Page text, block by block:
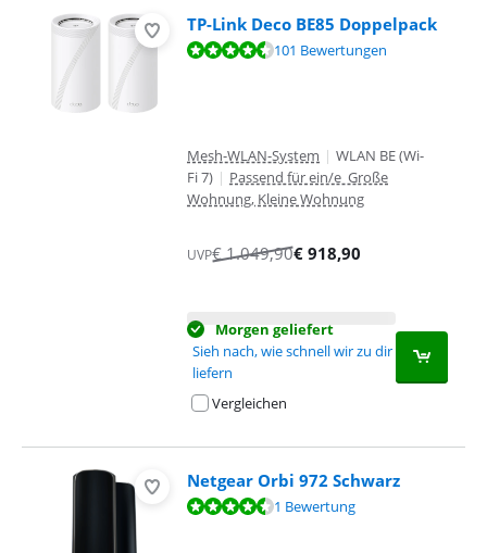
TP-Link Deco BE85 Doppelpack
Bewertet mit 9,0 von 10, basierend auf 101 Bewertungen.
101 Bewertungen
Mesh-WLAN-System | WLAN BE (Wi-
Fi 7) | Passend für ein/e Große
Wohnung, Kleine Wohnung
UVP€1.049,90€ 918,90
Morgen geliefert
Sieh nach, wie schnell wir zu dir
liefern
Vergleichen
Netgear Orbi 972 Schwarz
Bewertet mit 9,2 von 10, basierend auf 1 Bewertung.
1 Bewertung